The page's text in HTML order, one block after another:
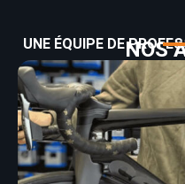
NOS
UNE ÉQUIPE DE